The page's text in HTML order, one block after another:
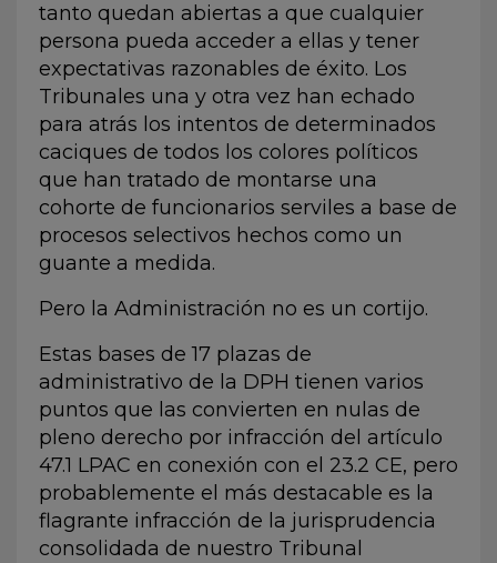
tanto quedan abiertas a que cualquier
persona pueda acceder a ellas y tener
expectativas razonables de éxito. Los
Tribunales una y otra vez han echado
para atrás los intentos de determinados
caciques de todos los colores políticos
que han tratado de montarse una
cohorte de funcionarios serviles a base de
procesos selectivos hechos como un
guante a medida.
Pero la Administración no es un cortijo.
Estas bases de 17 plazas de
administrativo de la DPH tienen varios
puntos que las convierten en nulas de
pleno derecho por infracción del artículo
47.1 LPAC en conexión con el 23.2 CE, pero
probablemente el más destacable es la
flagrante infracción de la jurisprudencia
consolidada de nuestro Tribunal